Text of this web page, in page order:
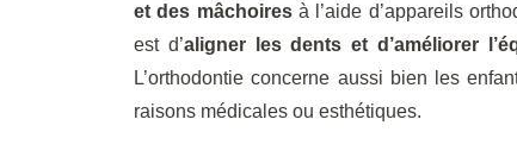
et des mâchoiresà l’aide d’appareils
est d’aligner les dents et d’améliorer
L’orthodontie concerne aussi bien les
raisons médicales ou esthétiques.